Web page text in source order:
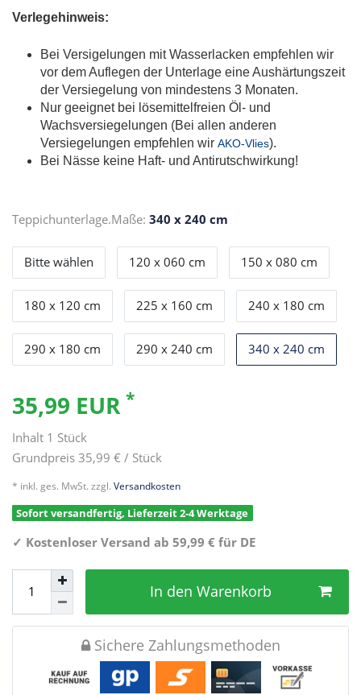
Verlegehinweis:
Bei Versigelungen mit Wasserlacken empfehlen wir
vor dem Auflegen der Unterlage eine Aushärtungszeit
der Versiegelung von mindestens 3 Monaten.
Nur geeignet bei lösemittelfreien Öl- und
Wachsversiegelungen (Bei allen anderen
Versiegelungen empfehlen wir AKO-Vlies).
Bei Nässe keine Haft- und Antirutschwirkung!
Teppichunterlage.Maße: 340 x 240 cm
Bitte wählen 120 x 060 cm 150 x 080 cm
180 x 120 cm 225 x 160 cm 240 x 180 cm
290 x 180 cm 290 x 240 cm 340 x 240 cm
35,99 EUR *
Inhalt 1 Stück
Grundpreis35,99 € / Stück
* inkl. ges. MwSt. zzgl. Versandkosten
Sofort versandfertig, Lieferzeit 2-4 Werktage
✓ Kostenloser Versand ab 59,99 € für DE
In den Warenkorb
Sichere Zahlungsmethoden